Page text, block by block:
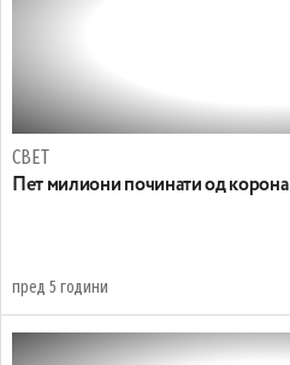
СВЕТ
Пет милиони починати од корона
пред 5 години